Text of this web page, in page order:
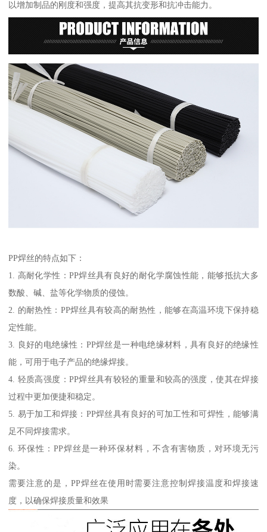
以增加制品的刚度和强度，提高其抗变形和抗冲击能力。
PP焊丝的特点如下：
1. 高耐化学性：PP焊丝具有良好的耐化学腐蚀性能，能够抵抗大多
数酸、碱、盐等化学物质的侵蚀。
2. 的耐热性：PP焊丝具有较高的耐热性，能够在高温环境下保持稳
定性能。
3. 良好的电绝缘性：PP焊丝是一种电绝缘材料，具有良好的绝缘性
能，可用于电子产品的绝缘焊接。
4. 轻质高强度：PP焊丝具有较轻的重量和较高的强度，使其在焊接
过程中更加便捷和稳定。
5. 易于加工和焊接：PP焊丝具有良好的可加工性和可焊性，能够满
足不同焊接需求。
6. 环保性：PP焊丝是一种环保材料，不含有害物质，对环境无污
染。
需要注意的是，PP焊丝在使用时需要注意控制焊接温度和焊接速
度，以确保焊接质量和效果